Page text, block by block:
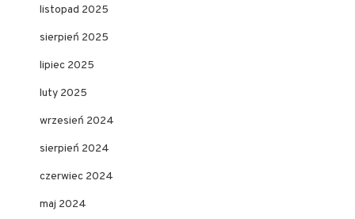
listopad 2025
sierpień 2025
lipiec 2025
luty 2025
wrzesień 2024
sierpień 2024
czerwiec 2024
maj 2024